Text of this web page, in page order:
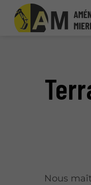
Nous